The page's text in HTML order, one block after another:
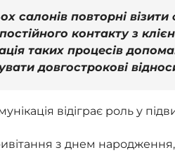
салонів повторні
контакту з
таких процесів
довгострокові
відіграє роль у
з днем